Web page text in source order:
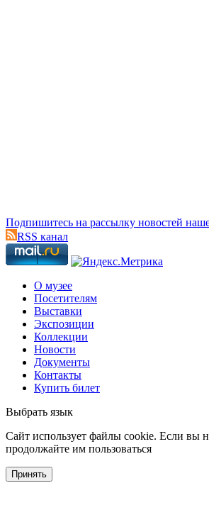
Подпишитесь на рассылку новостей
RSS канал
О музее
Посетителям
Выставки
Экспозиции
Коллекции
Новости
Документы
Контакты
Купить билет
Выбрать язык
Cайт использует файлы cookie. Если вы
продолжайте им пользоваться
Принять